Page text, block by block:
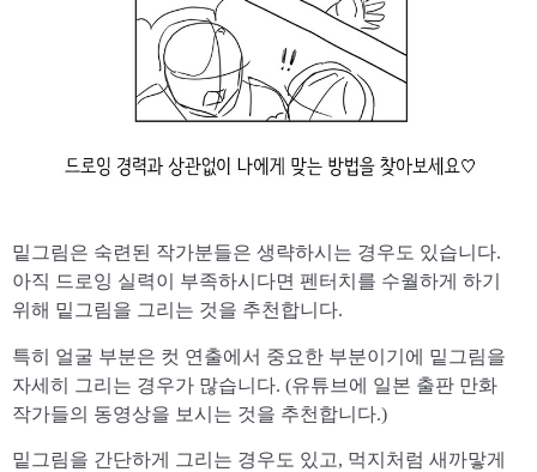
밑그림은 숙련된 작가분들은 생략하시는 경우도 있습니다.
아직 드로잉 실력이 부족하시다면 펜터치를 수월하게 하기
위해 밑그림을 그리는 것을 추천합니다.
특히 얼굴 부분은 컷 연출에서 중요한 부분이기에 밑그림을
자세히 그리는 경우가 많습니다. (유튜브에 일본 출판 만화
작가들의 동영상을 보시는 것을 추천합니다.)
밑그림을 간단하게 그리는 경우도 있고, 먹지처럼 새까맣게